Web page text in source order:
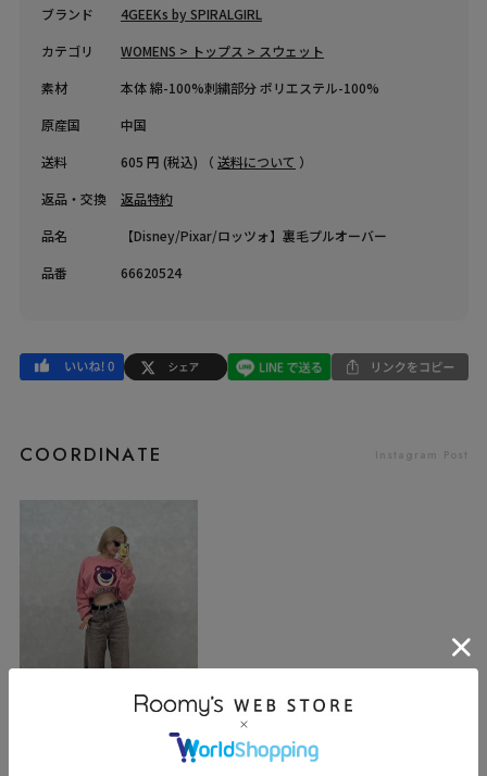
ブランド
4GEEKs by SPIRALGIRL
カテゴリ
WOMENS > トップス > スウェット
素材
本体 綿-100%刺繍部分 ポリエステル-100%
原産国
中国
送料
605 円 (税込) （ 送料について ）
返品・交換
返品特約
品名
【Disney/Pixar/ロッツォ】裏毛プルオーバー
品番
66620524
COORDINATE Instagram Post